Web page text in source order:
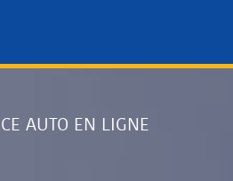
AUTO EN LIGNE